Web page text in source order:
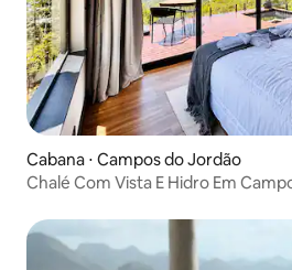
Cabana ⋅ Campos do Jordão
Chalé Com Vista E Hidro Em